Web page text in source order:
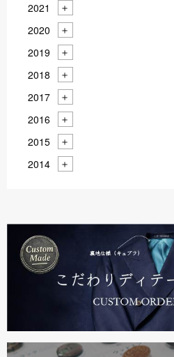
2021
2020
2019
2018
2017
2016
2015
2014